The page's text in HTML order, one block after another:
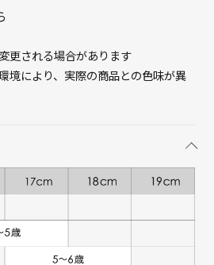
さい
らせ
せ
らせ
更される場合があります
境により、実際の商品との色味が異